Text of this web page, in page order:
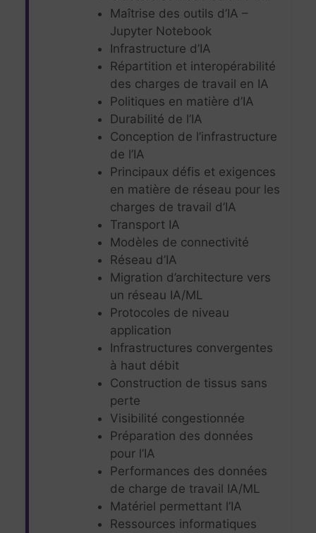
Maîtrise des outils d’IA –
Jupyter Notebook
Infrastructure d’IA
Répartition et interopérabilité
des charges de travail en IA
Politiques en matière d’IA
Durabilité de l’IA
Conception de l’infrastructure
de l’IA
Principaux défis et exigences
en matière de réseau pour les
charges de travail d’IA
Transport IA
Modèles de connectivité
Réseau d’IA
Migration d’architecture vers
un réseau IA/ML
Protocoles de niveau
application
Infrastructures convergentes
à haut débit
Construction de tissus sans
perte
Visibilité congestionnée
Préparation des données
pour l’IA
Performances des données
de charge de travail IA/ML
Matériel permettant l’IA
Ressources informatiques